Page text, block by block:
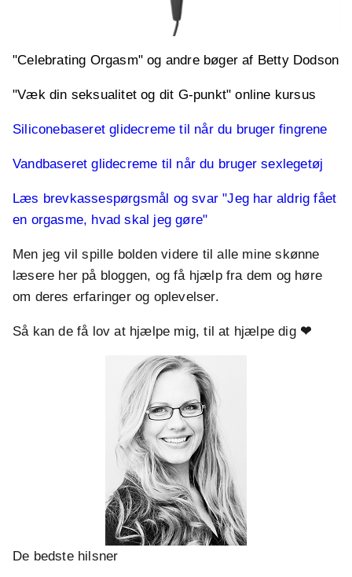
"Celebrating Orgasm" og andre bøger af Betty Dodson
"Væk din seksualitet og dit G-punkt" online kursus
Siliconebaseret glidecreme til når du bruger fingrene
Vandbaseret glidecreme til når du bruger sexlegetøj
Læs brevkassespørgsmål og svar "Jeg har aldrig fået
en orgasme, hvad skal jeg gøre"
Men jeg vil spille bolden videre til alle mine skønne
læsere her på bloggen, og få hjælp fra dem og høre
om deres erfaringer og oplevelser.
Så kan de få lov at hjælpe mig, til at hjælpe dig ❤
De bedste hilsner